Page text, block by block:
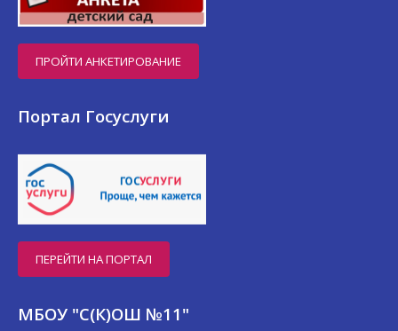
ПРОЙТИ АНКЕТИРОВАНИЕ
Портал Госуслуги
ПЕРЕЙТИ НА ПОРТАЛ
МБОУ "С(К)ОШ №11"